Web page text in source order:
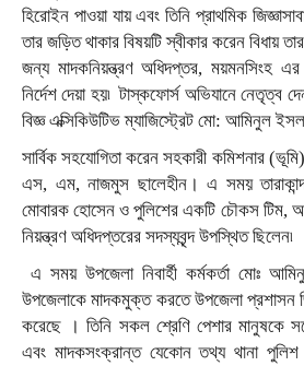
হিরোইন পাওয়া যায় এবং তিনি প্রাথমিক
তার জড়িত থাকার বিষয়টি স্বীকার করেন বিধায়
জন্য মাদকনিয়ন্ত্রণ অধিদপ্তর, ময়মনসিংহ এর
নির্দেশ দেয়া হয়৷টাস্কফোর্স অভিযানে নেতৃত্ব
বিজ্ঞ এক্সিকিউটিভ ম্যাজিস্ট্রেট মো: আমিনুল
সার্বিক সহযোগিতা করেন সহকারী কমিশনার
এস, এম, নাজমুস ছালেহীন। এ সময়
মোবারক হোসেন ও পুলিশের একটি চৌকস টিম,
নিয়ন্ত্রণ অধিদপ্তরের সদস্যবৃন্দ উপস্থিত ছিলেন৷
এ সময় উপজেলা নিবার্হী কর্মকর্তা মোঃ
উপজেলাকে মাদকমুক্ত করতে উপজেলা প্রশাসন
করেছে । তিনি সকল শ্রেণি পেশার মানুষকে
এবং মাদকসংক্রান্ত যেকোন তথ্য থানা